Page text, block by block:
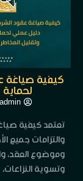
كيفية صياغة
لحماية
admin
تعتمد كيفية
والتزامات جميع
وموضوع العقد،
وتسوية